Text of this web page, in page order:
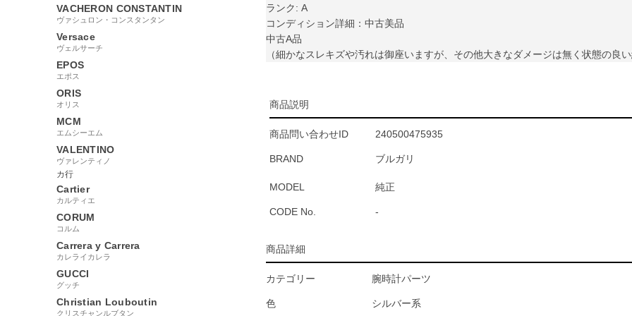
VACHERON CONSTANTIN
ヴァシュロン・コンスタンタン
Versace
ヴェルサーチ
EPOS
エポス
ORIS
オリス
MCM
エムシーエム
VALENTINO
ヴァレンティノ
カ行
Cartier
カルティエ
CORUM
コルム
Carrera y Carrera
カレライカレラ
GUCCI
グッチ
Christian Louboutin
クリスチャンルブタン
ランク: A
コンディション詳細：中古美品
中古A品
（細かなスレキズや汚れは御座いますが、その他大きなダメージは無く状態の良い
商品説明
商品問い合わせID 240500475935
BRAND ブルガリ
MODEL 純正
CODE No. -
商品詳細
カテゴリー 腕時計パーツ
色 シルバー系